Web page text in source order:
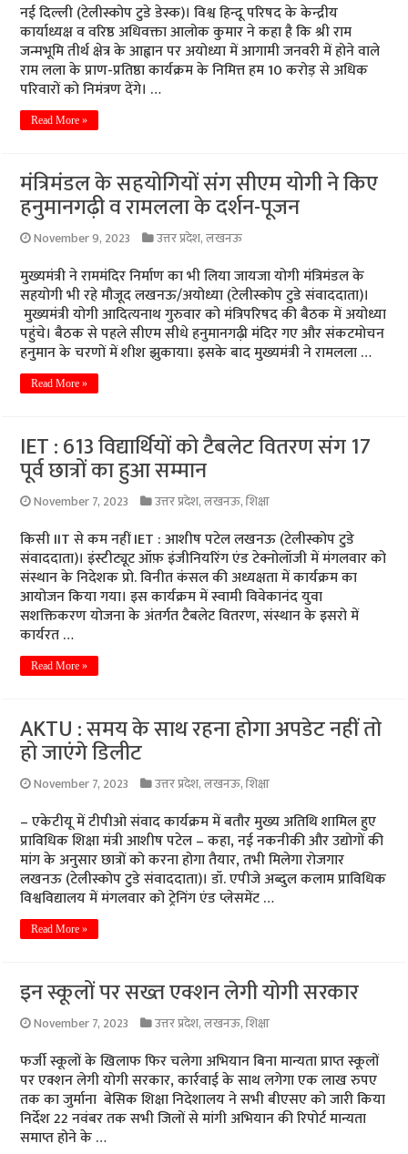
नई दिल्ली (टेलीस्कोप टुडे डेस्क)। विश्व हिन्दू परिषद के केन्द्रीय
कार्याध्यक्ष व वरिष्ठ अधिवक्ता आलोक कुमार ने कहा है कि श्री राम
जन्मभूमि तीर्थ क्षेत्र के आह्वान पर अयोध्या में आगामी जनवरी में होने वाले
राम लला के प्राण-प्रतिष्ठा कार्यक्रम के निमित्त हम 10 करोड़ से अधिक
परिवारों को निमंत्रण देंगे। …
Read More »
मंत्रिमंडल के सहयोगियों संग सीएम योगी ने किए
हनुमानगढ़ी व रामलला के दर्शन-पूजन
November 9, 2023 उत्तर प्रदेश,लखनऊ
मुख्यमंत्री ने राममंदिर निर्माण का भी लिया जायजा योगी मंत्रिमंडल के
सहयोगी भी रहे मौजूद लखनऊ/अयोध्या (टेलीस्कोप टुडे संवाददाता)।
मुख्यमंत्री योगी आदित्यनाथ गुरुवार को मंत्रिपरिषद की बैठक में अयोध्या
पहुंचे। बैठक से पहले सीएम सीधे हनुमानगढ़ी मंदिर गए और संकटमोचन
हनुमान के चरणों में शीश झुकाया। इसके बाद मुख्यमंत्री ने रामलला …
Read More »
IET : 613 विद्यार्थियों को टैबलेट वितरण संग 17
पूर्व छात्रों का हुआ सम्मान
November 7, 2023 उत्तर प्रदेश,लखनऊ,शिक्षा
किसी IIT से कम नहीं IET : आशीष पटेल लखनऊ (टेलीस्कोप टुडे
संवाददाता)। इंस्टीट्यूट ऑफ़ इंजीनियरिंग एंड टेक्नोलॉजी में मंगलवार को
संस्थान के निदेशक प्रो. विनीत कंसल की अध्यक्षता में कार्यक्रम का
आयोजन किया गया। इस कार्यक्रम में स्वामी विवेकानंद युवा
सशक्तिकरण योजना के अंतर्गत टैबलेट वितरण, संस्थान के इसरो में
कार्यरत …
Read More »
AKTU : समय के साथ रहना होगा अपडेट नहीं तो
हो जाएंगे डिलीट
November 7, 2023 उत्तर प्रदेश,लखनऊ,शिक्षा
– एकेटीयू में टीपीओ संवाद कार्यक्रम में बतौर मुख्य अतिथि शामिल हुए
प्राविधिक शिक्षा मंत्री आशीष पटेल – कहा, नई नकनीकी और उद्योगों की
मांग के अनुसार छात्रों को करना होगा तैयार, तभी मिलेगा रोजगार
लखनऊ (टेलीस्कोप टुडे संवाददाता)। डॉ. एपीजे अब्दुल कलाम प्राविधिक
विश्वविद्यालय में मंगलवार को ट्रेनिंग एंड प्लेसमेंट …
Read More »
इन स्कूलों पर सख्त एक्शन लेगी योगी सरकार
November 7, 2023 उत्तर प्रदेश,लखनऊ,शिक्षा
फर्जी स्कूलों के खिलाफ फिर चलेगा अभियान बिना मान्यता प्राप्त स्कूलों
पर एक्शन लेगी योगी सरकार, कार्रवाई के साथ लगेगा एक लाख रुपए
तक का जुर्माना बेसिक शिक्षा निदेशालय ने सभी बीएसए को जारी किया
निर्देश 22 नवंबर तक सभी जिलों से मांगी अभियान की रिपोर्ट मान्यता
समाप्त होने के …